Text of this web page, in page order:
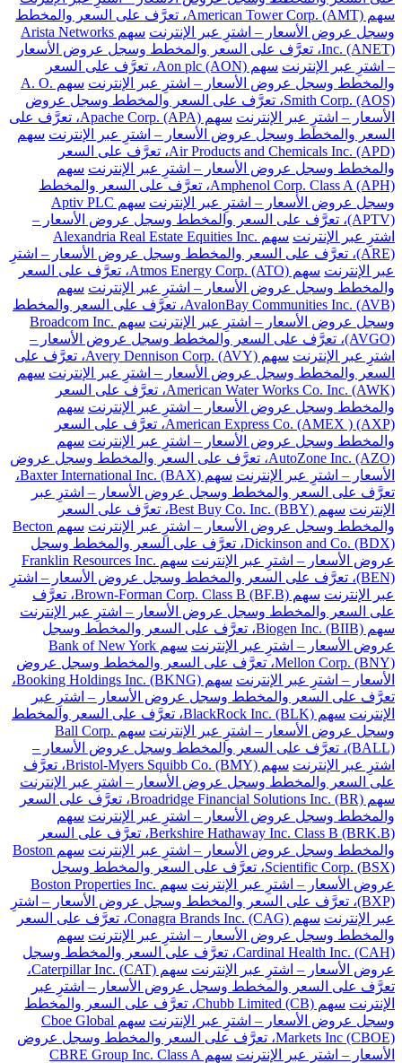
سهم American Tower Corp. (AMT)، تعرَّف على السعر والمخطط
وسجل عروض الأسعار – اشترِ عبر الإنترنت
سهم Arista Networks
Inc. (ANET)، تعرَّف على السعر والمخطط وسجل عروض الأسعار
– اشترِ عبر الإنترنت
سهم Aon plc (AON)، تعرَّف على السعر
والمخطط وسجل عروض الأسعار – اشترِ عبر الإنترنت
سهم A. O.
Smith Corp. (AOS)، تعرَّف على السعر والمخطط وسجل عروض
الأسعار – اشترِ عبر الإنترنت
سهم Apache Corp. (APA)، تعرَّف على
السعر والمخطط وسجل عروض الأسعار – اشترِ عبر الإنترنت سهم
Air Products and Chemicals Inc. (APD)، تعرَّف على السعر
والمخطط وسجل عروض الأسعار – اشترِ عبر الإنترنت سهم
Amphenol Corp. Class A (APH)، تعرَّف على السعر والمخطط
وسجل عروض الأسعار – اشترِ عبر الإنترنت
سهم Aptiv PLC
(APTV)، تعرَّف على السعر والمخطط وسجل عروض الأسعار –
اشترِ عبر الإنترنت
سهم Alexandria Real Estate Equities Inc.
(ARE)، تعرَّف على السعر والمخطط وسجل عروض الأسعار – اشترِ
عبر الإنترنت
سهم Atmos Energy Corp. (ATO)، تعرَّف على السعر
والمخطط وسجل عروض الأسعار – اشترِ عبر الإنترنت سهم
AvalonBay Communities Inc. (AVB)، تعرَّف على السعر والمخطط
وسجل عروض الأسعار – اشترِ عبر الإنترنت
سهم Broadcom Inc.
(AVGO)، تعرَّف على السعر والمخطط وسجل عروض الأسعار –
اشترِ عبر الإنترنت
سهم Avery Dennison Corp. (AVY)، تعرَّف على
السعر والمخطط وسجل عروض الأسعار – اشترِ عبر الإنترنت سهم
American Water Works Co. Inc. (AWK)، تعرَّف على السعر
والمخطط وسجل عروض الأسعار – اشترِ عبر الإنترنت سهم
American Express Co. (AMEX ) (AXP)، تعرَّف على السعر
والمخطط وسجل عروض الأسعار – اشترِ عبر الإنترنت سهم
AutoZone Inc. (AZO)، تعرَّف على السعر والمخطط وسجل عروض
الأسعار – اشترِ عبر الإنترنت
سهم Baxter International Inc. (BAX)،
تعرَّف على السعر والمخطط وسجل عروض الأسعار – اشترِ عبر
الإنترنت
سهم Best Buy Co. Inc. (BBY)، تعرَّف على السعر
والمخطط وسجل عروض الأسعار – اشترِ عبر الإنترنت
سهم Becton
Dickinson and Co. (BDX)، تعرَّف على السعر والمخطط وسجل
عروض الأسعار – اشترِ عبر الإنترنت
سهم Franklin Resources Inc.
(BEN)، تعرَّف على السعر والمخطط وسجل عروض الأسعار – اشترِ
عبر الإنترنت
سهم Brown-Forman Corp. Class B (BF.B)، تعرَّف
على السعر والمخطط وسجل عروض الأسعار – اشترِ عبر الإنترنت
سهم Biogen Inc. (BIIB)، تعرَّف على السعر والمخطط وسجل
عروض الأسعار – اشترِ عبر الإنترنت
سهم Bank of New York
Mellon Corp. (BNY)، تعرَّف على السعر والمخطط وسجل عروض
الأسعار – اشترِ عبر الإنترنت
سهم Booking Holdings Inc. (BKNG)،
تعرَّف على السعر والمخطط وسجل عروض الأسعار – اشترِ عبر
الإنترنت
سهم BlackRock Inc. (BLK)، تعرَّف على السعر والمخطط
وسجل عروض الأسعار – اشترِ عبر الإنترنت
سهم Ball Corp.
(BALL)، تعرَّف على السعر والمخطط وسجل عروض الأسعار –
اشترِ عبر الإنترنت
سهم Bristol-Myers Squibb Co. (BMY)، تعرَّف
على السعر والمخطط وسجل عروض الأسعار – اشترِ عبر الإنترنت
سهم Broadridge Financial Solutions Inc. (BR)، تعرَّف على السعر
والمخطط وسجل عروض الأسعار – اشترِ عبر الإنترنت سهم
Berkshire Hathaway Inc. Class B (BRK.B)، تعرَّف على السعر
والمخطط وسجل عروض الأسعار – اشترِ عبر الإنترنت
سهم Boston
Scientific Corp. (BSX)، تعرَّف على السعر والمخطط وسجل
عروض الأسعار – اشترِ عبر الإنترنت
سهم Boston Properties Inc.
(BXP)، تعرَّف على السعر والمخطط وسجل عروض الأسعار – اشترِ
عبر الإنترنت
سهم Conagra Brands Inc. (CAG)، تعرَّف على السعر
والمخطط وسجل عروض الأسعار – اشترِ عبر الإنترنت سهم
Cardinal Health Inc. (CAH)، تعرَّف على السعر والمخطط وسجل
عروض الأسعار – اشترِ عبر الإنترنت
سهم Caterpillar Inc. (CAT)،
تعرَّف على السعر والمخطط وسجل عروض الأسعار – اشترِ عبر
الإنترنت
سهم Chubb Limited (CB)، تعرَّف على السعر والمخطط
وسجل عروض الأسعار – اشترِ عبر الإنترنت
سهم Cboe Global
Markets Inc (CBOE)، تعرَّف على السعر والمخطط وسجل عروض
الأسعار – اشترِ عبر الإنترنت
سهم CBRE Group Inc. Class A